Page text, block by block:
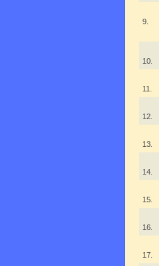
9.
10.
11.
12.
13.
14.
15.
16.
17.